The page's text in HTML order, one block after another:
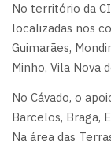
No território da
localizadas nos
Guimarães,
Minho, Vila Nova
No Cávado, o
Barcelos, Braga,
Na área das